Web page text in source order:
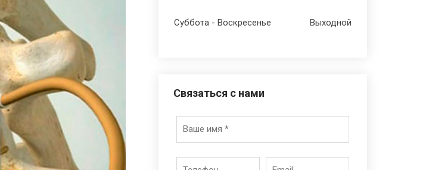
Суббота - Воскресенье Выходной
Связаться с нами